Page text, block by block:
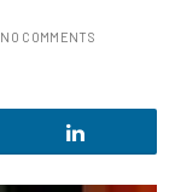
NO COMMENTS